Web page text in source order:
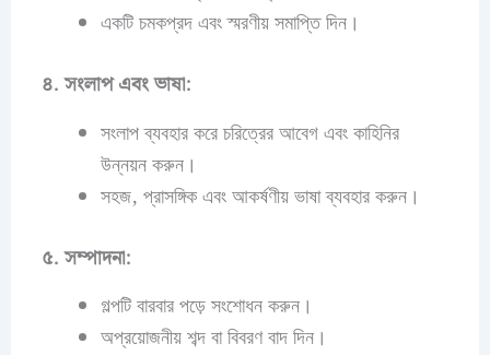
একটি চমকপ্রদ এবং স্মরণীয় সমাপ্তি দিন।
৪. সংলাপ এবং ভাষা:
সংলাপ ব্যবহার করে চরিত্রের আবেগ এবং কাহিনির
উন্নয়ন করুন।
সহজ, প্রাসঙ্গিক এবং আকর্ষণীয় ভাষা ব্যবহার করুন।
৫. সম্পাদনা:
গল্পটি বারবার পড়ে সংশোধন করুন।
অপ্রয়োজনীয় শব্দ বা বিবরণ বাদ দিন।